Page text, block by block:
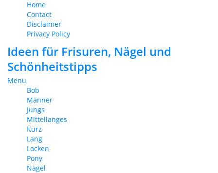
Home
Contact
Disclaimer
Privacy Policy
Ideen für Frisuren, Nägel und
Schönheitstipps
Menu
Bob
Männer
Jungs
Mittellanges
Kurz
Lang
Locken
Pony
Nägel